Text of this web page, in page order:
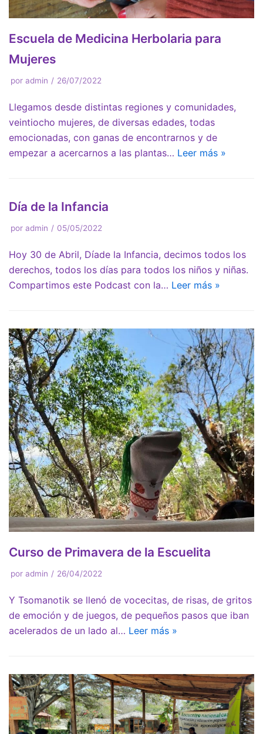
Escuela de Medicina Herbolaria para
Mujeres
por admin 26/07/2022
Llegamos desde distintas regiones y comunidades,
veintiocho mujeres, de diversas edades, todas
emocionadas, con ganas de encontrarnos y de
empezar a acercarnos a las plantas… Leer más »
Día de la Infancia
por admin 05/05/2022
Hoy 30 de Abril, Díade la Infancia, decimos todos los
derechos, todos los días para todos los niños y niñas.
Compartimos este Podcast con la… Leer más »
Curso de Primavera de la Escuelita
por admin 26/04/2022
Y Tsomanotik se llenó de vocecitas, de risas, de gritos
de emoción y de juegos, de pequeños pasos que iban
acelerados de un lado al… Leer más »